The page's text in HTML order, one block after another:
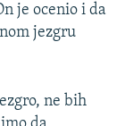
je ocenio i da
jezgru
ne bih